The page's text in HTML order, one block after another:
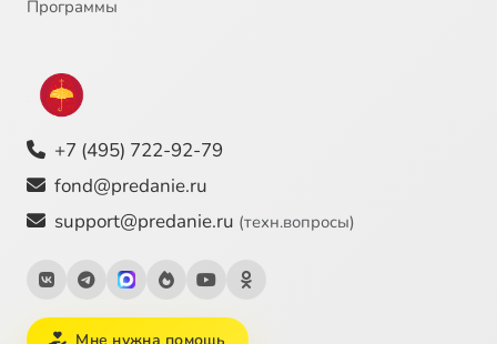
Программы
+7 (495) 722-92-79
fond@predanie.ru
support@predanie.ru (техн.вопросы)